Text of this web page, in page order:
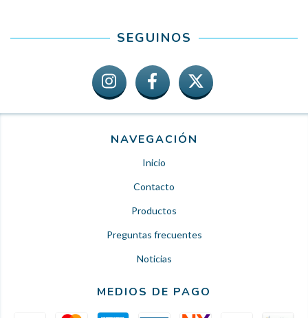
SEGUINOS
NAVEGACIÓN
Inicio
Contacto
Productos
Preguntas frecuentes
Noticias
MEDIOS DE PAGO